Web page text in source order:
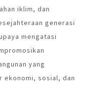
iklim, dan
generasi
mengatasi
yang
sosial, dan